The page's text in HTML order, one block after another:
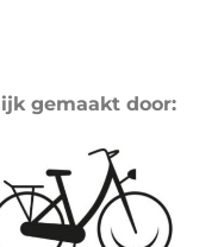
gemaakt door: